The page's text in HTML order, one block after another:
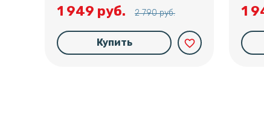
1 949 руб. 2 790 руб.
Купить favorite_border
1